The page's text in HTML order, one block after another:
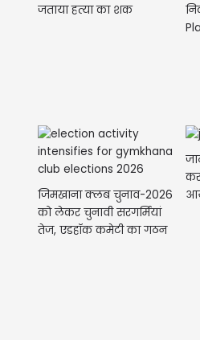
जताया हत्या का शक
जिमखाना क्लब चुनाव-2026
को लेकर चुनावी सरगर्मियां
तेज, एडहॉक कमेटी का गठन